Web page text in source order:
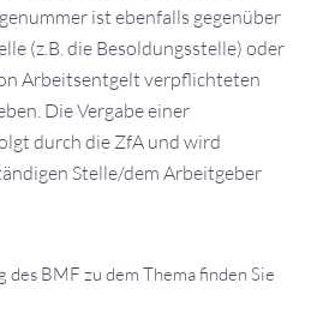
ist ebenfalls gegenüber
(z.B. die Besoldungsstelle) oder
Arbeitsentgelt verpflichteten
Die Vergabe einer
durch die ZfA und wird
Stelle/dem Arbeitgeber
BMF zu dem Thema finden Sie